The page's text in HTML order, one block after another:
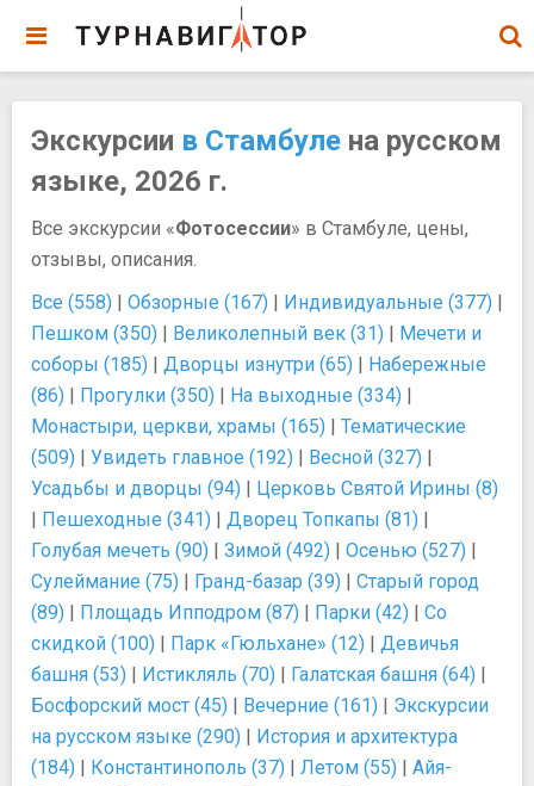
Экскурсии в Стамбуле на русском
языке, 2026 г.
Все экскурсии «Фотосессии» в Стамбуле, цены,
отзывы, описания.
Все (558) | Обзорные (167) | Индивидуальные (377) |
Пешком (350) | Великолепный век (31) | Мечети и
соборы (185) | Дворцы изнутри (65) | Набережные
(86) | Прогулки (350) | На выходные (334) |
Монастыри, церкви, храмы (165) | Тематические
(509) | Увидеть главное (192) | Весной (327) |
Усадьбы и дворцы (94) | Церковь Святой Ирины (8)
| Пешеходные (341) | Дворец Топкапы (81) |
Голубая мечеть (90) | Зимой (492) | Осенью (527) |
Сулеймание (75) | Гранд-базар (39) | Старый город
(89) | Площадь Ипподром (87) | Парки (42) | Со
скидкой (100) | Парк «Гюльхане» (12) | Девичья
башня (53) | Истикляль (70) | Галатская башня (64) |
Босфорский мост (45) | Вечерние (161) | Экскурсии
на русском языке (290) | История и архитектура
(184) | Константинополь (37) | Летом (55) | Айя-